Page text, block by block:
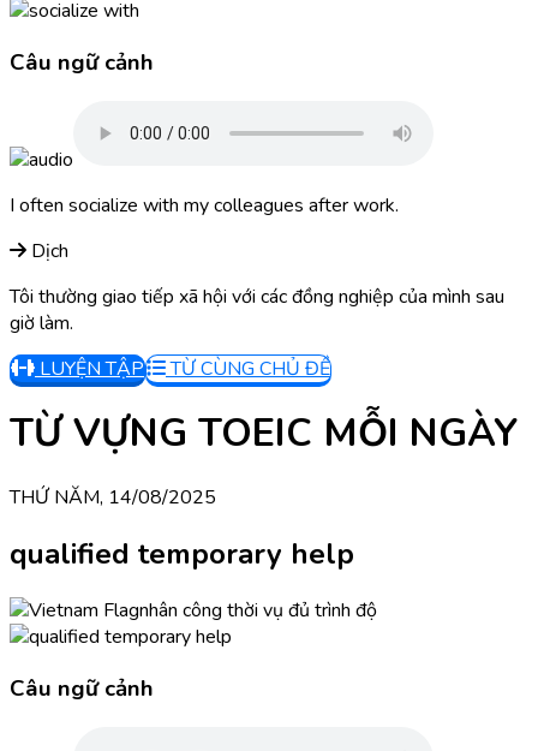
Câu ngữ cảnh
I often socialize with my colleagues after work.
Dịch
Tôi thường giao tiếp xã hội với các đồng nghiệp của mình sau
giờ làm.
LUYỆN TẬP
TỪ CÙNG CHỦ ĐỀ
TỪ VỰNG TOEIC MỖI NGÀY
THỨ NĂM, 14/08/2025
qualified temporary help
nhân công thời vụ đủ trình độ
Câu ngữ cảnh